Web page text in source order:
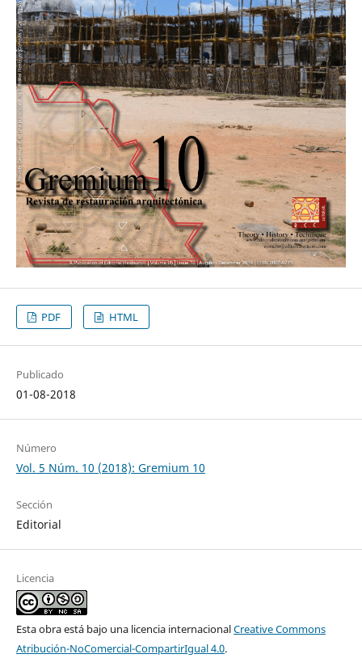
PDF HTML
Publicado
01-08-2018
Número
Vol. 5 Núm. 10 (2018): Gremium 10
Sección
Editorial
Licencia
Esta obra está bajo una licencia internacionalCreative Commons
Atribución-NoComercial-CompartirIgual 4.0.